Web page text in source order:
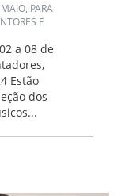
PARA
E
a 08 de
Estão
dos